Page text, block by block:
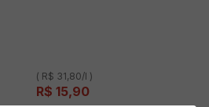
( R$ 31,80/l )
R$ 15,90